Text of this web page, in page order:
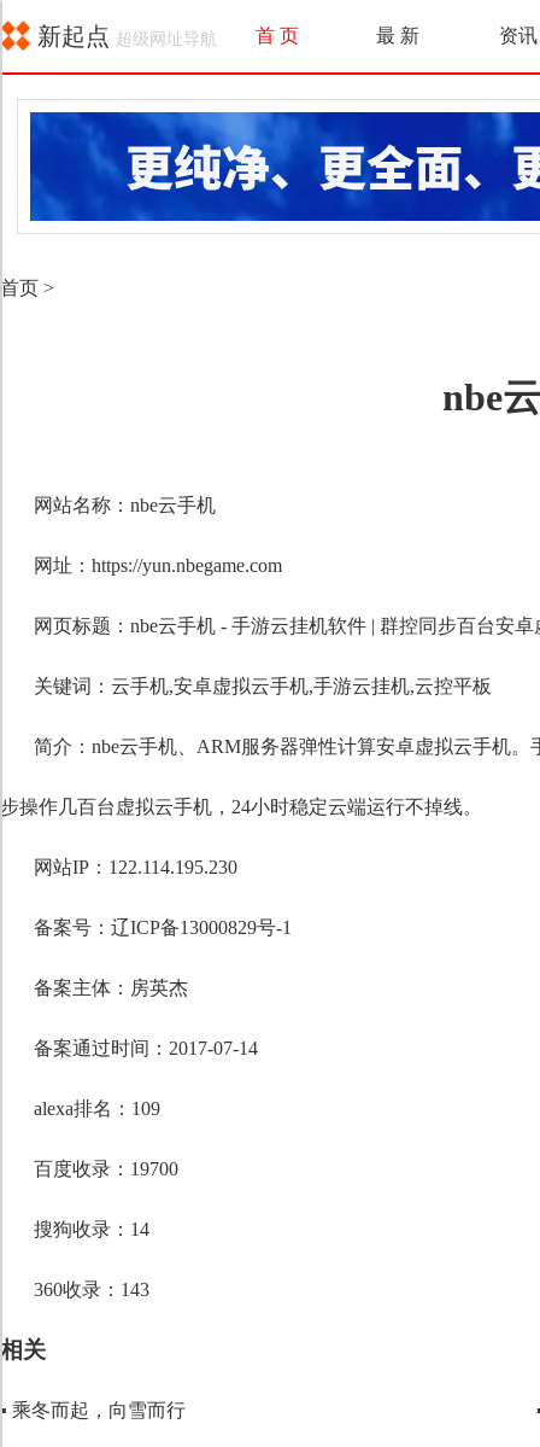
新起点 超级网址导航 首 页 最 新 资讯
首页 >
nbe
网站名称：nbe云手机
网址：https://yun.nbegame.com
网页标题：nbe云手机 - 手游云挂机软件 | 群控同步百台安
关键词： 云手机,安卓虚拟云手机,手游云挂机,云控平板
简介：nbe云手机、ARM服务器弹性计算安卓虚拟云手机
步操作几百台虚拟云手机，24小时稳定云端运行不掉线。
网站IP：122.114.195.230
备案号：辽ICP备13000829号-1
备案主体：房英杰
备案通过时间：2017-07-14
alexa排名：109
百度收录：19700
搜狗收录：14
360收录：143
相关
▪ 乘冬而起，向雪而行
自定义标题
段落格式
字体